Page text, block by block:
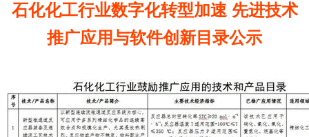
石化化工行业数字化转型加速 先进技术
推广应用与软件创新目录公示